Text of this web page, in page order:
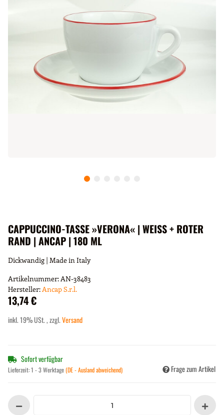
CAPPUCCINO-TASSE »VERONA« | WEISS + ROTER
RAND | ANCAP | 180 ML
Dickwandig | Made in Italy
Artikelnummer:AN-38483
Hersteller:Ancap S.r.l.
13,74 €
inkl. 19% USt. , zzgl.Versand
Sofort verfügbar
Lieferzeit:1 - 3 Werktage(DE - Ausland abweichend) Frage zum Artikel